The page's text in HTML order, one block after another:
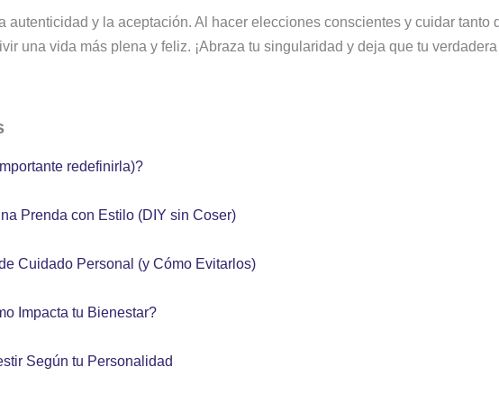
autenticidad y la aceptación. Al hacer elecciones conscientes y cuidar tanto
una vida más plena y feliz. ¡Abraza tu singularidad y deja que tu verdadera
redefinirla)?
Prenda con Estilo (DIY sin Coser)
Cuidado Personal (y Cómo Evitarlos)
Impacta tu Bienestar?
Según tu Personalidad